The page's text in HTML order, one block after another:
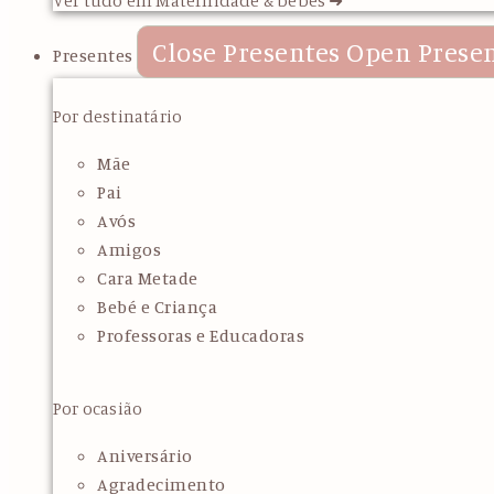
Presentes Close Presentes Open
Por destinatário
Mãe
Pai
Avós
Amigos
Cara Metade
Bebé e Criança
Professoras e Educadoras
Por ocasião
Aniversário
Agradecimento